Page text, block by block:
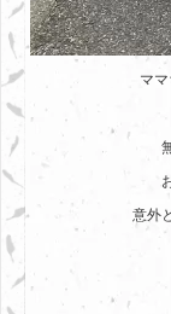
マ
意外